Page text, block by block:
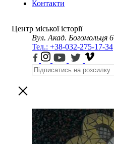
Контакти
Центр міської історії
Вул. Акад. Богомольця 6
Тел.: +38-032-275-17-34